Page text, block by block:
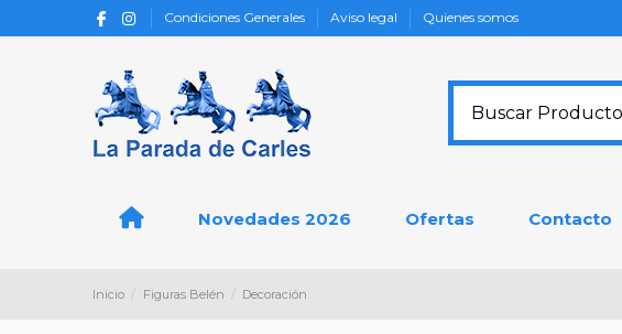
Condiciones Generales Aviso legal Quienes somos
Novedades 2026 Ofertas Contacto
Inicio Figuras Belén Decoración